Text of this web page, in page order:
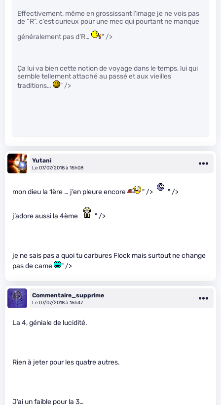
Effectivement, même en grossissant l’image je ne vois pas
de “R”, c’est curieux pour une mec qui pourtant ne manque
généralement pas d’R…
" />
Ça lui va bien cette notion de voyage dans le temps, lui qui
semble tellement attaché au passé et aux vieilles
traditions…
" />
Yutani
Le 07/07/2018 à 15h08
mon dieu la 1ère … j’en pleure encore " /> " />
j’adore aussi la 4ème " />
je ne sais pas a quoi tu carbures Flock mais surtout ne change
pas de came
" />
Commentaire_supprime
Le 07/07/2018 à 15h47
La 4, géniale de lucidité.
Rien à jeter pour les quatre autres.
J’ai un faible pour la 3…